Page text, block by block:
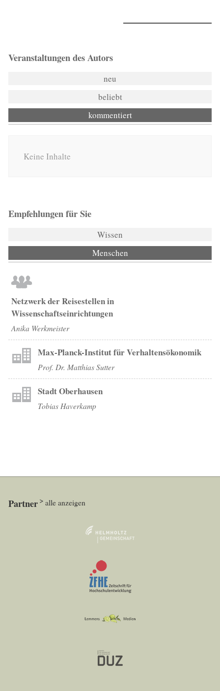
Veranstaltungen des Autors
neu
beliebt
kommentiert
Keine Inhalte
Empfehlungen für Sie
Wissen
Menschen
Netzwerk der Reisestellen in
Wissenschaftseinrichtungen
Anika Werkmeister
Max-Planck-Institut für Verhaltensökonomik
Prof. Dr. Matthias Sutter
Stadt Oberhausen
Tobias Haverkamp
Partner alle anzeigen